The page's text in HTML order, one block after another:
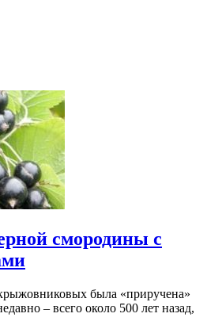
смородины с
была «приручена»
– всего около 500 лет назад,